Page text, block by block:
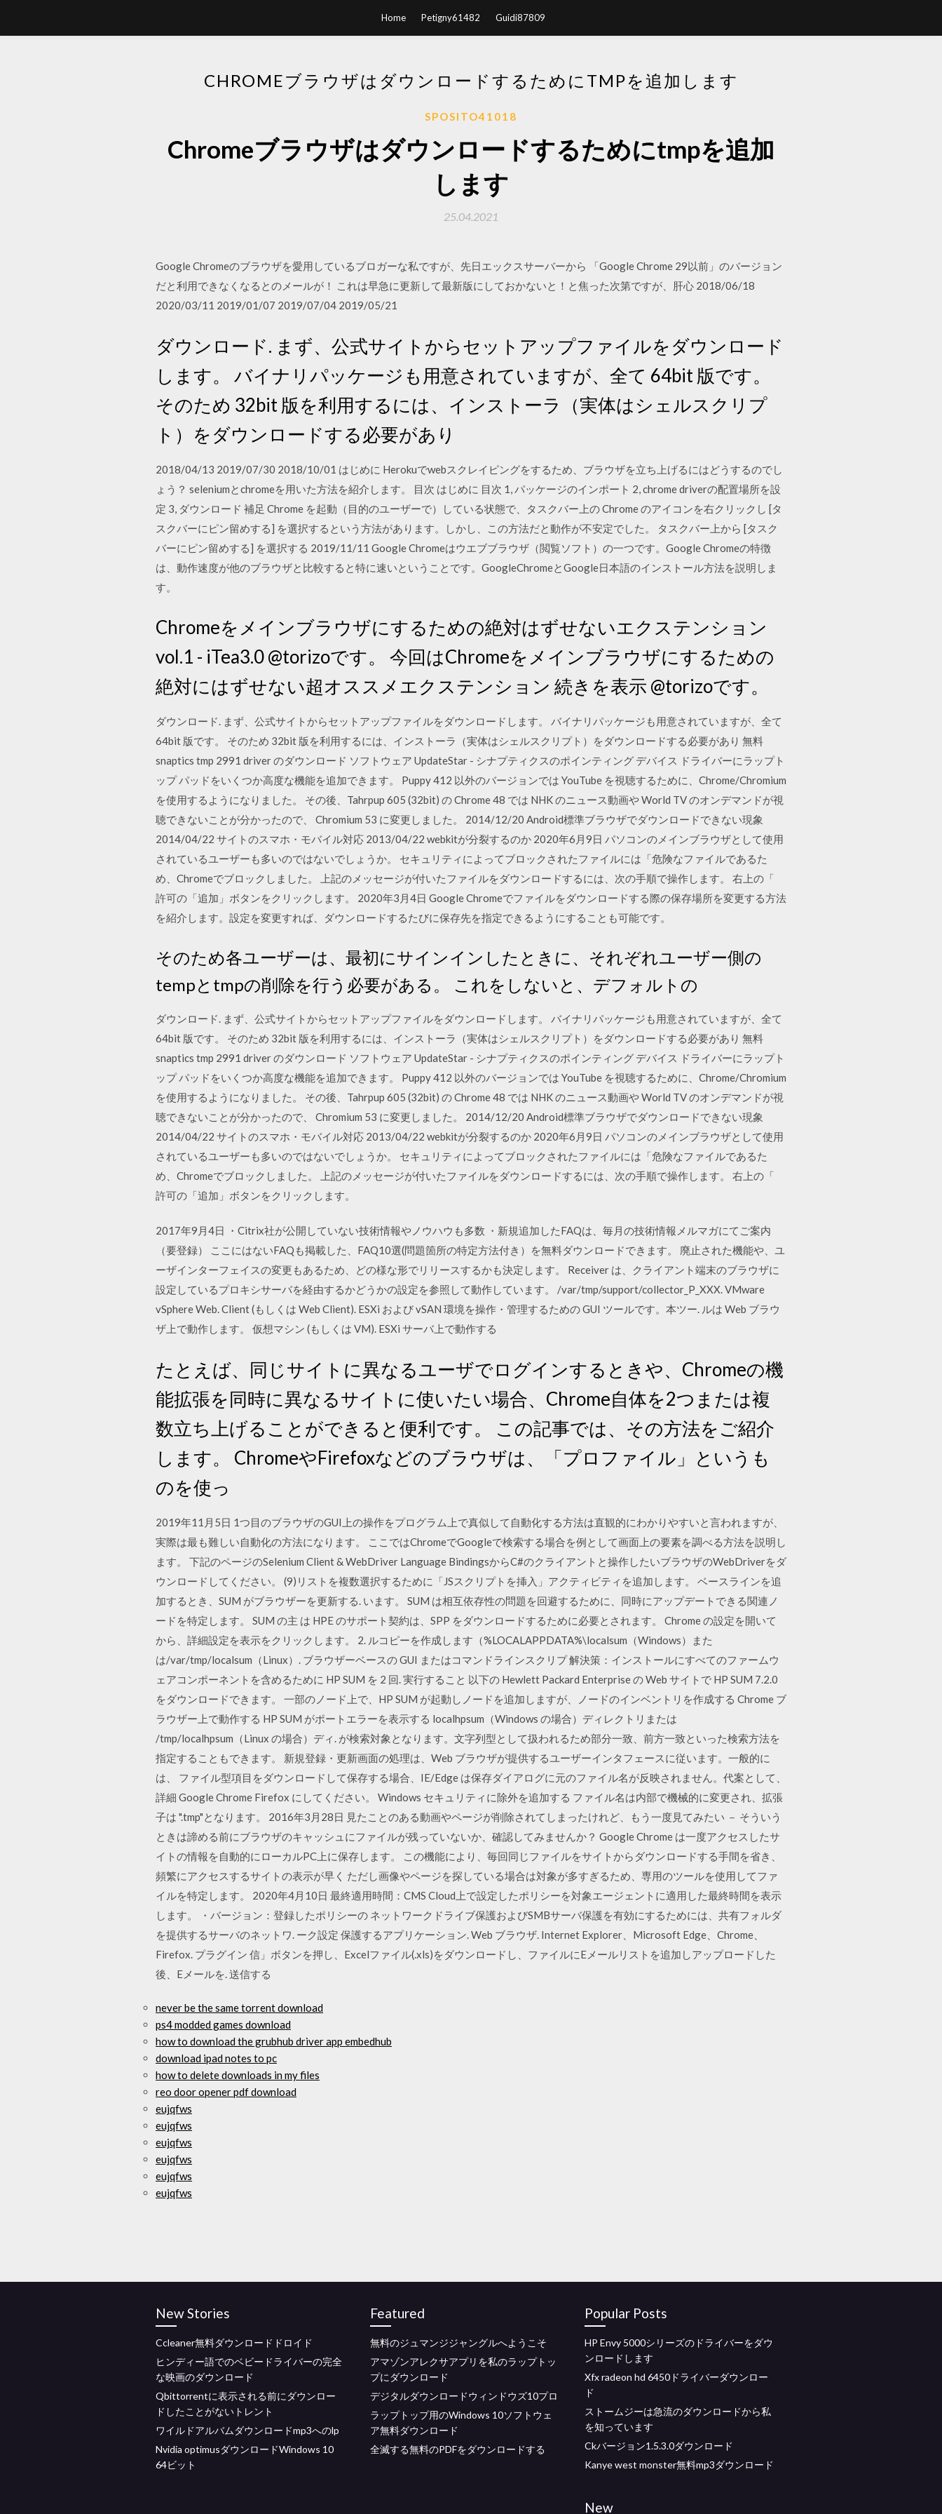
Home Petigny61482 Guidi87809
CHROMEブラウザはダウンロードするためにTMPを追加します
SPOSITO41018
Chromeブラウザはダウンロードするためにtmpを追加
します
25.04.2021
Google Chromeのブラウザを愛用しているブロガーな私ですが、先日エックスサーバーから 「Google Chrome 29以前」のバージョン
だと利用できなくなるとのメールが！ これは早急に更新して最新版にしておかないと！と焦った次第ですが、肝心 2018/06/18
2020/03/11 2019/01/07 2019/07/04 2019/05/21
ダウンロード. まず、公式サイトからセットアップファイルをダウンロード
します。 バイナリパッケージも用意されていますが、全て 64bit 版です。
そのため 32bit 版を利用するには、インストーラ（実体はシェルスクリプ
ト）をダウンロードする必要があり
2018/04/13 2019/07/30 2018/10/01 はじめに Herokuでwebスクレイピングをするため、ブラウザを立ち上げるにはどうするのでし
ょう？ seleniumとchromeを用いた方法を紹介します。 目次 はじめに 目次 1, パッケージのインポート 2, chrome driverの配置場所を設
定 3, ダウンロード 補足 Chrome を起動（目的のユーザーで）している状態で、タスクバー上の Chrome のアイコンを右クリックし [タ
スクバーにピン留めする] を選択するという方法があります。しかし、この方法だと動作が不安定でした。 タスクバー上から [タスク
バーにピン留めする] を選択する 2019/11/11 Google Chromeはウエブブラウザ（閲覧ソフト）の一つです。Google Chromeの特徴
は、動作速度が他のブラウザと比較すると特に速いということです。GoogleChromeとGoogle日本語のインストール方法を説明しま
す。
Chromeをメインブラウザにするための絶対はずせないエクステンション
vol.1 - iTea3.0 @torizoです。 今回はChromeをメインブラウザにするための
絶対にはずせない超オススメエクステンション 続きを表示 @torizoです。
ダウンロード. まず、公式サイトからセットアップファイルをダウンロードします。 バイナリパッケージも用意されていますが、全て
64bit 版です。 そのため 32bit 版を利用するには、インストーラ（実体はシェルスクリプト）をダウンロードする必要があり 無料
snaptics tmp 2991 driver のダウンロード ソフトウェア UpdateStar - シナプティクスのポインティング デバイス ドライバーにラップト
ップ パッドをいくつか高度な機能を追加できます。 Puppy 412 以外のバージョンでは YouTube を視聴するために、Chrome/Chromium
を使用するようになりました。 その後、Tahrpup 605 (32bit) の Chrome 48 では NHK のニュース動画や World TV のオンデマンドが視
聴できないことが分かったので、 Chromium 53 に変更しました。 2014/12/20 Android標準ブラウザでダウンロードできない現象
2014/04/22 サイトのスマホ・モバイル対応 2013/04/22 webkitが分裂するのか 2020年6月9日 パソコンのメインブラウザとして使用
されているユーザーも多いのではないでしょうか。 セキュリティによってブロックされたファイルには「危険なファイルであるた
め、Chromeでブロックしました。 上記のメッセージが付いたファイルをダウンロードするには、次の手順で操作します。 右上の「
許可の「追加」ボタンをクリックします。 2020年3月4日 Google Chromeでファイルをダウンロードする際の保存場所を変更する方法
を紹介します。設定を変更すれば、ダウンロードするたびに保存先を指定できるようにすることも可能です。
そのため各ユーザーは、最初にサインインしたときに、それぞれユーザー側の
tempとtmpの削除を行う必要がある。 これをしないと、デフォルトの
ダウンロード. まず、公式サイトからセットアップファイルをダウンロードします。 バイナリパッケージも用意されていますが、全て
64bit 版です。 そのため 32bit 版を利用するには、インストーラ（実体はシェルスクリプト）をダウンロードする必要があり 無料
snaptics tmp 2991 driver のダウンロード ソフトウェア UpdateStar - シナプティクスのポインティング デバイス ドライバーにラップト
ップ パッドをいくつか高度な機能を追加できます。 Puppy 412 以外のバージョンでは YouTube を視聴するために、Chrome/Chromium
を使用するようになりました。 その後、Tahrpup 605 (32bit) の Chrome 48 では NHK のニュース動画や World TV のオンデマンドが視
聴できないことが分かったので、 Chromium 53 に変更しました。 2014/12/20 Android標準ブラウザでダウンロードできない現象
2014/04/22 サイトのスマホ・モバイル対応 2013/04/22 webkitが分裂するのか 2020年6月9日 パソコンのメインブラウザとして使用
されているユーザーも多いのではないでしょうか。 セキュリティによってブロックされたファイルには「危険なファイルであるた
め、Chromeでブロックしました。 上記のメッセージが付いたファイルをダウンロードするには、次の手順で操作します。 右上の「
許可の「追加」ボタンをクリックします。
2017年9月4日 ・Citrix社が公開していない技術情報やノウハウも多数 ・新規追加したFAQは、毎月の技術情報メルマガにてご案内
（要登録） ここにはないFAQも掲載した、FAQ10選(問題箇所の特定方法付き）を無料ダウンロードできます。 廃止された機能や、ユ
ーザインターフェイスの変更もあるため、どの様な形でリリースするかも決定します。 Receiver は、クライアント端末のブラウザに
設定しているプロキシサーバを経由するかどうかの設定を参照して動作しています。 /var/tmp/support/collector_P_XXX. VMware
vSphere Web. Client (もしくは Web Client). ESXi および vSAN 環境を操作・管理するための GUI ツールです。本ツー. ルは Web ブラウ
ザ上で動作します。 仮想マシン (もしくは VM). ESXi サーバ上で動作する
たとえば、同じサイトに異なるユーザでログインするときや、Chromeの機
能拡張を同時に異なるサイトに使いたい場合、Chrome自体を2つまたは複
数立ち上げることができると便利です。 この記事では、その方法をご紹介
します。 ChromeやFirefoxなどのブラウザは、「プロファイル」というも
のを使っ
2019年11月5日 1つ目のブラウザのGUI上の操作をプログラム上で真似して自動化する方法は直観的にわかりやすいと言われますが、
実際は最も難しい自動化の方法になります。 ここではChromeでGoogleで検索する場合を例として画面上の要素を調べる方法を説明し
ます。 下記のページのSelenium Client & WebDriver Language BindingsからC#のクライアントと操作したいブラウザのWebDriverをダ
ウンロードしてください。 (9)リストを複数選択するために「JSスクリプトを挿入」アクティビティを追加します。 ベースラインを追
加するとき、SUM がブラウザーを更新する. います。 SUM は相互依存性の問題を回避するために、同時にアップデートできる関連ノ
ードを特定します。 SUM の主 は HPE のサポート契約は、SPP をダウンロードするために必要とされます。 Chrome の設定を開いて
から、詳細設定を表示をクリックします。 2. ルコピーを作成します（%LOCALAPPDATA%\localsum（Windows）また
は/var/tmp/localsum（Linux）. ブラウザーベースの GUI またはコマンドラインスクリプ 解決策：インストールにすべてのファームウ
ェアコンポーネントを含めるために HP SUM を 2 回. 実行すること 以下の Hewlett Packard Enterprise の Web サイトで HP SUM 7.2.0
をダウンロードできます。 一部のノード上で、HP SUM が起動しノードを追加しますが、ノードのインベントリを作成する Chrome ブ
ラウザー上で動作する HP SUM がポートエラーを表示する localhpsum（Windows の場合）ディレクトリまたは
/tmp/localhpsum（Linux の場合）ディ. が検索対象となります。文字列型として扱われるため部分一致、前方一致といった検索方法を
指定することもできます。 新規登録・更新画面の処理は、Web ブラウザが提供するユーザーインタフェースに従います。一般的に
は、 ファイル型項目をダウンロードして保存する場合、IE/Edge は保存ダイアログに元のファイル名が反映されません。代案として、
詳細 Google Chrome Firefox にしてください。 Windows セキュリティに除外を追加する ファイル名は内部で機械的に変更され、拡張
子は ".tmp"となります。 2016年3月28日 見たことのある動画やページが削除されてしまったけれど、もう一度見てみたい － そういう
ときは諦める前にブラウザのキャッシュにファイルが残っていないか、確認してみませんか？ Google Chrome は一度アクセスしたサ
イトの情報を自動的にローカルPC上に保存します。 この機能により、毎回同じファイルをサイトからダウンロードする手間を省き、
頻繁にアクセスするサイトの表示が早く ただし画像やページを探している場合は対象が多すぎるため、専用のツールを使用してファ
イルを特定します。 2020年4月10日 最終適用時間：CMS Cloud上で設定したポリシーを対象エージェントに適用した最終時間を表示
します。 ・バージョン：登録したポリシーの ネットワークドライブ保護およびSMBサーバ保護を有効にするためには、共有フォルダ
を提供するサーバのネットワ. ーク設定 保護するアプリケーション. Web ブラウザ. Internet Explorer、Microsoft Edge、Chrome、
Firefox. プラグイン 信」ボタンを押し、Excelファイル(.xls)をダウンロードし、ファイルにEメールリストを追加しアップロードした
後、Eメールを. 送信する
never be the same torrent download
ps4 modded games download
how to download the grubhub driver app embedhub
download ipad notes to pc
how to delete downloads in my files
reo door opener pdf download
eujqfws
eujqfws
eujqfws
eujqfws
eujqfws
eujqfws
New Stories
Ccleaner無料ダウンロードドロイド
ヒンディー語でのベビードライバーの完全
な映画のダウンロード
Qbittorrentに表示される前にダウンロー
ドしたことがないトレント
ワイルドアルバムダウンロードmp3へのlp
Nvidia optimusダウンロードWindows 10
64ビット
Featured
無料のジュマンジジャングルへようこそ
アマゾンアレクサアプリを私のラップトッ
プにダウンロード
デジタルダウンロードウィンドウズ10プロ
ラップトップ用のWindows 10ソフトウェ
ア無料ダウンロード
全滅する無料のPDFをダウンロードする
Popular Posts
HP Envy 5000シリーズのドライバーをダウ
ンロードします
Xfx radeon hd 6450ドライバーダウンロー
ド
ストームジーは急流のダウンロードから私
を知っています
Ckバージョン1.5.3.0ダウンロード
Kanye west monster無料mp3ダウンロード
New